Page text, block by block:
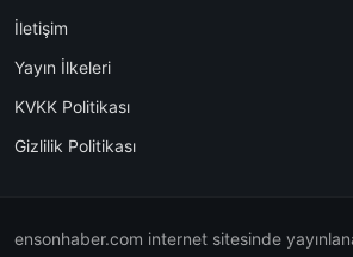
İletişim
Yayın İlkeleri
KVKK Politikası
Gizlilik Politikası
ensonhaber.com internet sitesinde